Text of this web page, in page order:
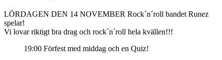
LÖRDAGEN DEN 14 NOVEMBER Rock´n´roll bandet Runez
spelar!
Vi lovar riktigt bra drag och rock´n´roll hela kvällen!!!
19:00 Förfest med middag och en Quiz!